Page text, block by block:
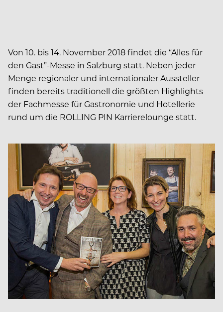
Von 10. bis 14. November 2018 findet die “Alles für
den Gast”-Messe in Salzburg statt. Neben jeder
Menge regionaler und internationaler Aussteller
finden bereits traditionell die größten Highlights
der Fachmesse für Gastronomie und Hotellerie
rund um die ROLLING PIN Karrierelounge statt.